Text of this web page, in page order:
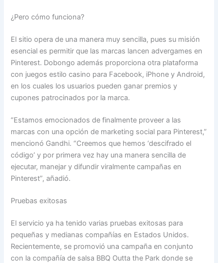
¿Pero cómo funciona?
El sitio opera de una manera muy sencilla, pues su misión
esencial es permitir que las marcas lancen advergames en
Pinterest. Dobongo además proporciona otra plataforma
con juegos estilo casino para Facebook, iPhone y Android,
en los cuales los usuarios pueden ganar premios y
cupones patrocinados por la marca.
“Estamos emocionados de finalmente proveer a las
marcas con una opción de marketing social para Pinterest,”
mencionó Gandhi. “Creemos que hemos ‘descifrado el
código’ y por primera vez hay una manera sencilla de
ejecutar, manejar y difundir viralmente campañas en
Pinterest”, añadió.
Pruebas exitosas
El servicio ya ha tenido varias pruebas exitosas para
pequeñas y medianas compañías en Estados Unidos.
Recientemente, se promovió una campaña en conjunto
con la compañía de salsa BBQ Outta the Park donde se